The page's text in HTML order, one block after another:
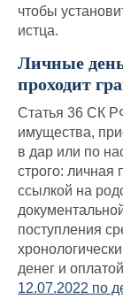
чтобы
истца.
Личные
проходит
Статья 36 СК
имущества,
в дар или по
строго: личная
ссылкой на
поступления
денег и
12.07.2022 по